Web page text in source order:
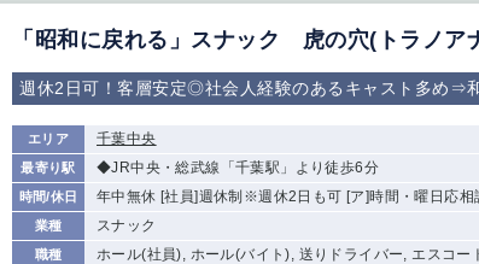
「昭和に戻れる」スナック 虎の穴(トラノア
週休2日可！客層安定◎社会人経験のあるキャスト多め
エリア 千葉中央
最寄り駅 ◆JR中央・総武線「千葉駅」より徒歩6分
時間/休日 年中無休 [社員]週休制※週休2日も可 [ア]時間・曜日応相
業種 スナック
職種 ホール(社員), ホール(バイト), 送りドライバー, エスコー